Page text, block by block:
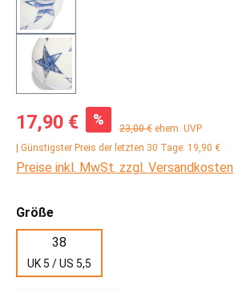
Verkaufspreis:
17,90 € % Regulärer Preis:
23,00 € ehem. UVP
| Günstigster Preis der letzten 30 Tage: 19,90 €
Preise inkl. MwSt. zzgl. Versandkosten
Größeauswählen
38
UK 5 / US 5,5